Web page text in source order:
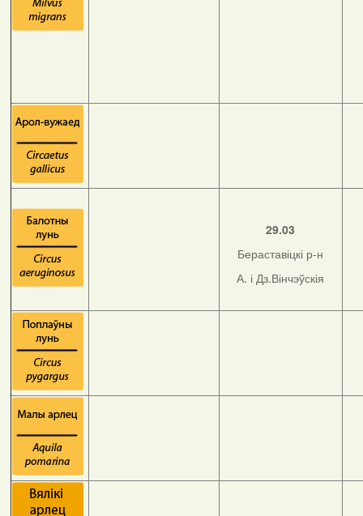
29.03
Бераставіцкі р-н
А. і Дз.Вінчэўскія